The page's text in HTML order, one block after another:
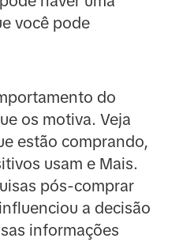
você pode
do
os motiva. Veja
estão comprando,
usam e Mais.
pós-comprar
a decisão
informações